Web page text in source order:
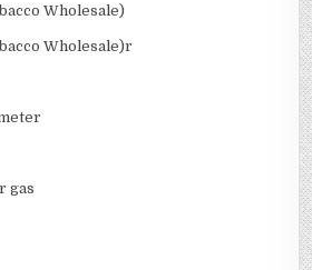
Wholesale)
Wholesale)r
gas